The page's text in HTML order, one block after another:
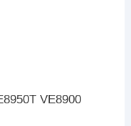
VE8900